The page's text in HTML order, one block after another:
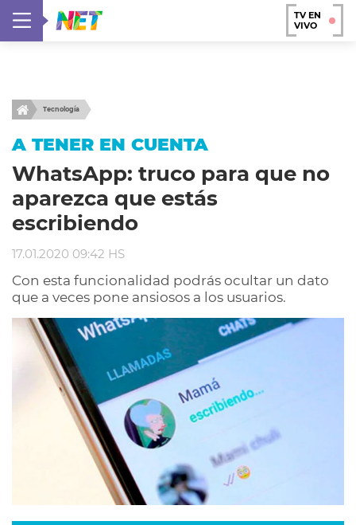
TV EN
VIVO
Tecnología
A TENER EN CUENTA
WhatsApp: truco para que no
aparezca que estás
escribiendo
17.01.2020 09:42 HS
Con esta funcionalidad podrás ocultar un dato
que a veces pone ansiosos a los usuarios.